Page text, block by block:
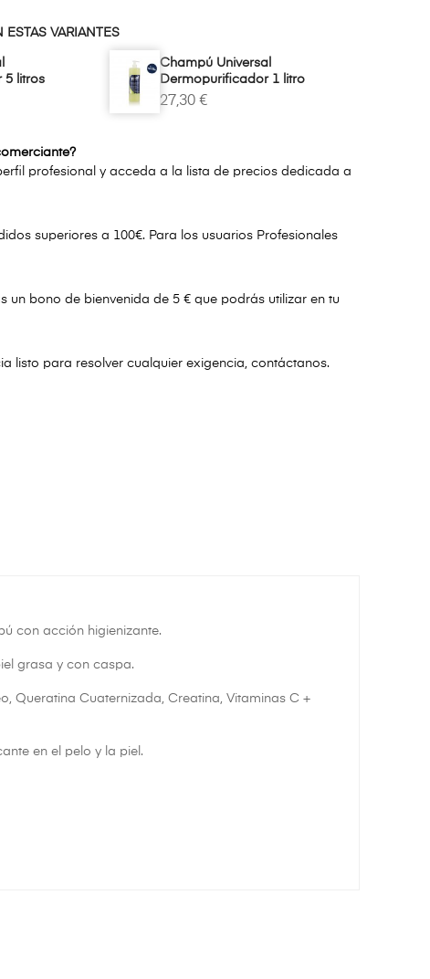
ESTAS VARIANTES
5 litros
Champú Universal
Dermopurificador 1 litro
27,30 €
profesional y acceda a la lista de precios dedicada a
superiores a 100€. Para los usuarios Profesionales
un bono de bienvenida de 5 € que podrás utilizar en tu
listo para resolver cualquier exigencia, contáctanos.
con acción higienizante.
grasa y con caspa.
Queratina Cuaternizada, Creatina, Vitaminas C +
en el pelo y la piel.